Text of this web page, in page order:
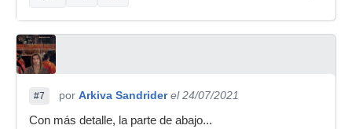
#7 por Arkiva Sandrider el 24/07/2021
Con más detalle, la parte de abajo...